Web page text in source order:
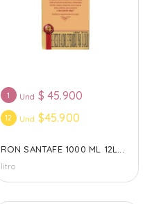
1 Und $ 45.900
12 Und $45.900
RON SANTAFE 1000 ML 12L...
litro